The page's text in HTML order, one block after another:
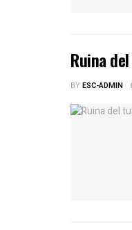
Ruina
BYESC-ADMIN